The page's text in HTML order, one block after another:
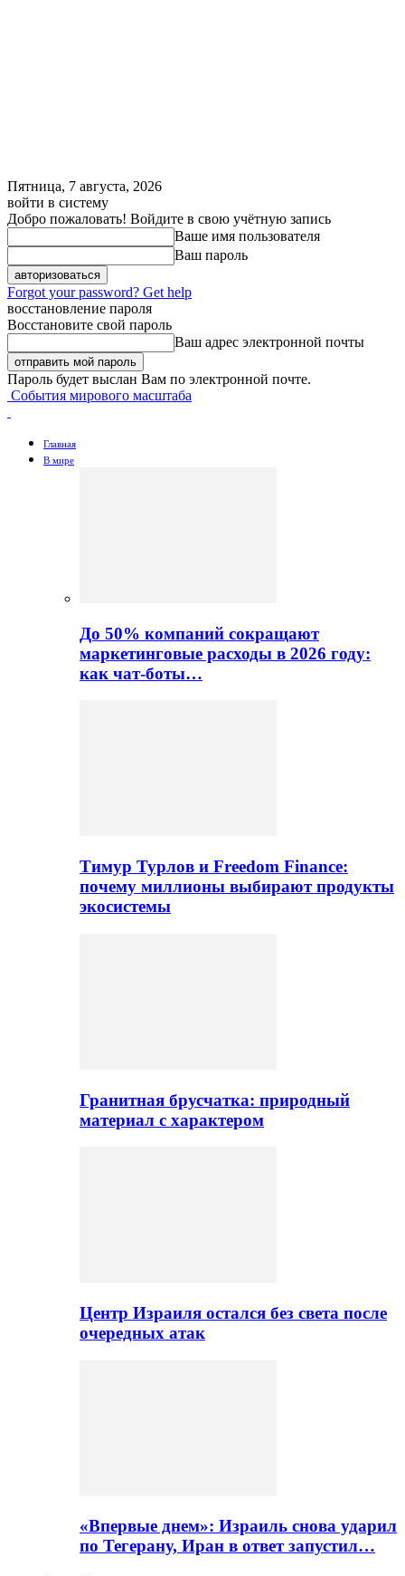
Пятница, 7 августа, 2026
войти в систему
Добро пожаловать! Войдите в свою учётную запись
Ваше имя пользователя
Ваш пароль
Forgot your password? Get help
восстановление пароля
Восстановите свой пароль
Ваш адрес электронной почты
Пароль будет выслан Вам по электронной почте.
События мирового масштаба
Главная
В мире
До 50% компаний сокращают
маркетинговые расходы в 2026 году:
как чат-боты…
Тимур Турлов и Freedom Finance:
почему миллионы выбирают продукты
экосистемы
Гранитная брусчатка: природный
материал с характером
Центр Израиля остался без света после
очередных атак
«Впервые днем»: Израиль снова ударил
по Тегерану, Иран в ответ запустил…